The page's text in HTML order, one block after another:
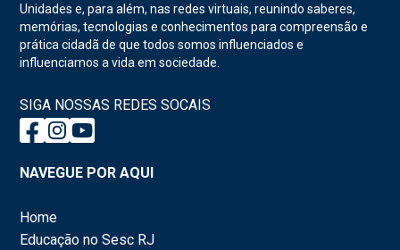
Unidades e, para além, nas redes virtuais, reunindo saberes,
memórias, tecnologias e conhecimentos para compreensão e
prática cidadã de que todos somos influenciados e
influenciamos a vida em sociedade.
SIGA NOSSAS REDES SOCAIS
NAVEGUE POR AQUI
Home
Educação no Sesc RJ